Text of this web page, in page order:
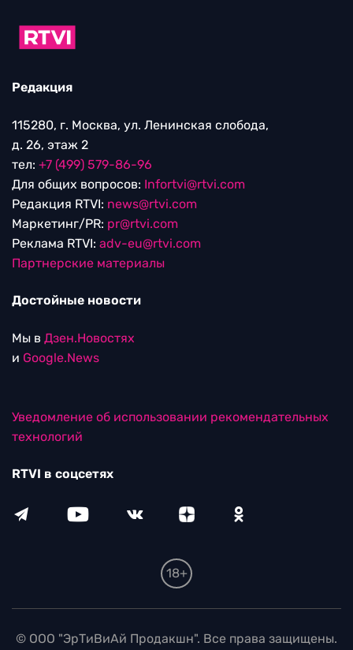
Редакция
115280, г. Москва, ул. Ленинская слобода,
д. 26, этаж 2
тел: +7 (499) 579-86-96
Для общих вопросов: Infortvi@rtvi.com
Редакция RTVI: news@rtvi.com
Маркетинг/PR: pr@rtvi.com
Реклама RTVI: adv-eu@rtvi.com
Партнерские материалы
Достойные новости
Мы в Дзен.Новостях
и Google.News
Уведомление об использовании рекомендательных
технологий
RTVI в соцсетях
18+
© ООО "ЭрТиВиАй Продакшн". Все права защищены.